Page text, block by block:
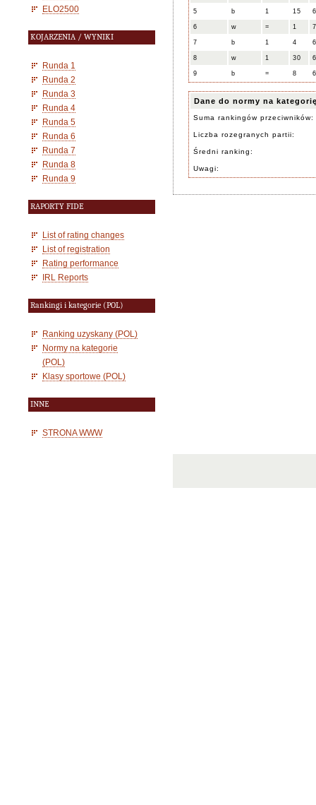
ELO2500
KOJARZENIA / WYNIKI
Runda 1
Runda 2
Runda 3
Runda 4
Runda 5
Runda 6
Runda 7
Runda 8
Runda 9
RAPORTY FIDE
List of rating changes
List of registration
Rating performance
IRL Reports
Rankingi i kategorie (POL)
Ranking uzyskany (POL)
Normy na kategorie
(POL)
Klasy sportowe (POL)
INNE
STRONA WWW
5 b 1 15
6 w = 1
7 b 1 4
8 w 1 30
9 b = 8
Dane do normy na
Suma rankingów przeciwników:
Liczba rozegranych partii:
Średni ranking:
Uwagi: